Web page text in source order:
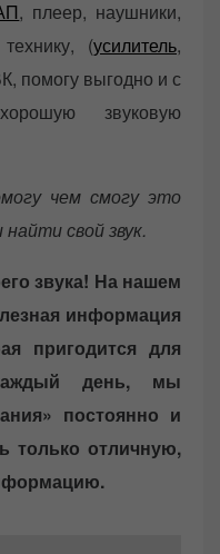
, плеер, наушники,
(усилитель,
помогу выгодно и с
звуковую
чем смогу это
свой звук.
звука! На нашем
информация
пригодится для
день, мы
постоянно и
только отличную,